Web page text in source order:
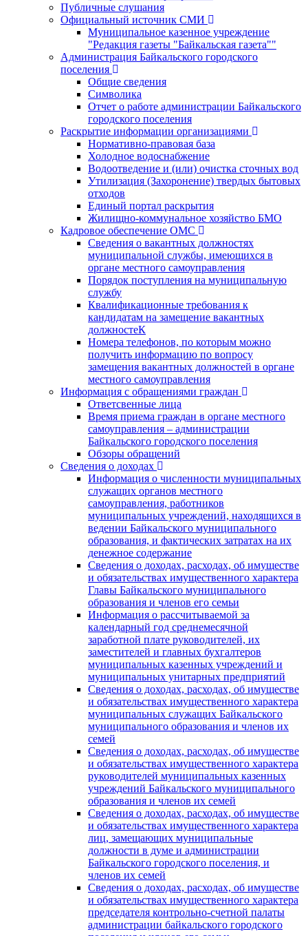
Публичные слушания
Официальный источник СМИ
Муниципальное казенное учреждение
"Редакция газеты "Байкальская газета""
Администрация Байкальского городского
поселения
Общие сведения
Символика
Отчет о работе администрации Байкальского
городского поселения
Раскрытие информации организациями
Нормативно-правовая база
Холодное водоснабжение
Водоотведение и (или) очистка сточных вод
Утилизация (Захоронение) твердых бытовых
отходов
Единый портал раскрытия
Жилищно-коммунальное хозяйство БМО
Кадровое обеспечение ОМС
Сведения о вакантных должностях
муниципальной службы, имеющихся в
органе местного самоуправления
Порядок поступления на муниципальную
службу
Квалификационные требования к
кандидатам на замещение вакантных
должностеК
Номера телефонов, по которым можно
получить информацию по вопросу
замещения вакантных должностей в органе
местного самоуправления
Информация с обращениями граждан
Ответсвенные лица
Время приема граждан в органе местного
самоуправления – администрации
Байкальского городского поселения
Обзоры обращений
Сведения о доходах
Информация о численности муниципальных
служащих органов местного
самоуправления, работников
муниципальных учреждений, находящихся в
ведении Байкальского муниципального
образования, и фактических затратах на их
денежное содержание
Сведения о доходах, расходах, об имуществе
и обязательствах имущественного характера
Главы Байкальского муниципального
образования и членов его семьи
Информация о рассчитываемой за
календарный год среднемесячной
заработной плате руководителей, их
заместителей и главных бухгалтеров
муниципальных казенных учреждений и
муниципальных унитарных предприятий
Сведения о доходах, расходах, об имуществе
и обязательствах имущественного характера
муниципальных служащих Байкальского
муниципального образования и членов их
семей
Сведения о доходах, расходах, об имуществе
и обязательствах имущественного характера
руководителей муниципальных казенных
учреждений Байкальского муниципального
образования и членов их семей
Сведения о доходах, расходах, об имуществе
и обязательствах имущественного характера
лиц, замещающих муниципальные
должности в думе и администрации
Байкальского городского поселения, и
членов их семей
Сведения о доходах, расходах, об имуществе
и обязательствах имущественного характера
председателя контрольно-счетной палаты
администрации байкальского городского